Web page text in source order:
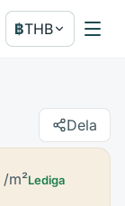
฿THB
Dela
/m²Lediga